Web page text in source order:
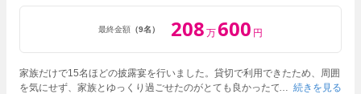
最終金額 （9名） 208 万600 円
家族だけで15名ほどの披露宴を行いました。貸切で利用できたため、周囲
を気にせず、家族とゆっくり過ごせたのがとても良かったです。広すぎず
続きを見る